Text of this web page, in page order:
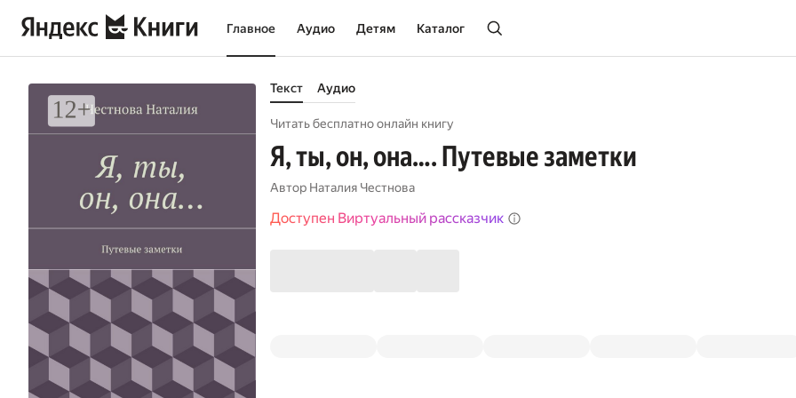
Главное Аудио Детям Каталог
Текст Аудио
Читать бесплатно онлайн книгу
Я, ты, он, она…. Путевые заметки
Автор Наталия Честнова
Доступен Виртуальный рассказчик